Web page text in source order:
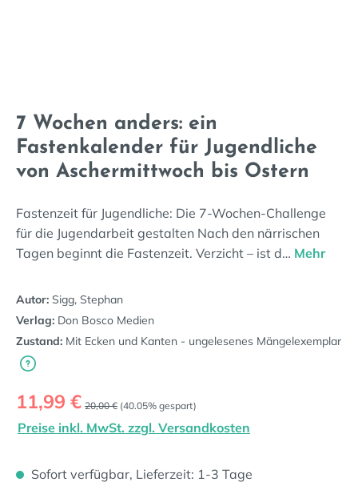
7 Wochen anders: ein
Fastenkalender für Jugendliche
von Aschermittwoch bis Ostern
Fastenzeit für Jugendliche: Die 7-Wochen-Challenge
für die Jugendarbeit gestalten Nach den närrischen
Tagen beginnt die Fastenzeit. Verzicht – ist d… Mehr
Autor: Sigg, Stephan
Verlag: Don Bosco Medien
Zustand: Mit Ecken und Kanten - ungelesenes Mängelexemplar
Verkaufspreis:
11,99 € Regulärer Preis:
20,00 € (40.05% gespart)
Preise inkl. MwSt. zzgl. Versandkosten
Sofort verfügbar, Lieferzeit: 1-3 Tage